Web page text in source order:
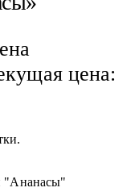
цена:
"Ананасы"